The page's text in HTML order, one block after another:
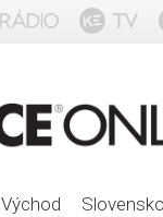
Východ Slovensko